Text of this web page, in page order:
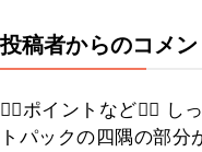
投稿者からのコメン
❤️‍🔥ポイントなど❤️‍🔥 し
トパックの四隅の部